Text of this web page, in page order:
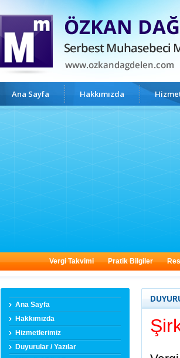
Ana Sayfa Hakkımızda
Vergi Takvimi Pratik Bilgiler
Ana Sayfa
Hakkımızda
Hizmetlerimiz
Duyurular / Yazılar